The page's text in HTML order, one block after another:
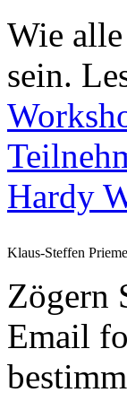
Wie
sein.
Hardy
Klaus-Steffen
Zögern
Email